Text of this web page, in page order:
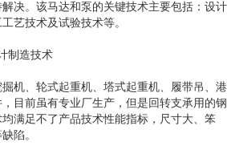
决。该马达和泵的关键技术主要包括：设计
艺技术及试验技术等。
制造技术
机、轮式起重机、塔式起重机、履带吊、港
目前虽有专业厂生产，但是回转支承用的钢
满足不了产品技术性能指标，尺寸大、笨
陷。